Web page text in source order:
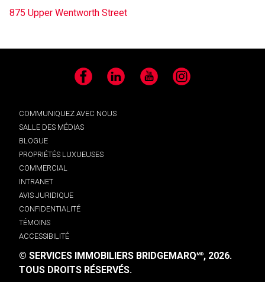
875 Upper Wentworth Street
Facebook LinkedIn YouTube Instagram
COMMUNIQUEZ AVEC NOUS
SALLE DES MÉDIAS
BLOGUE
PROPRIÉTÉS LUXUEUSES
COMMERCIAL
INTRANET
AVIS JURIDIQUE
CONFIDENTIALITÉ
TÉMOINS
ACCESSIBILITÉ
© SERVICES IMMOBILIERS BRIDGEMARQMD, 2026.
TOUS DROITS RÉSERVÉS.